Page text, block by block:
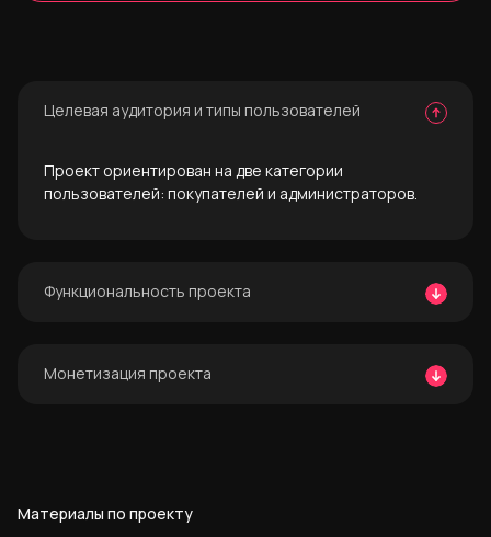
Целевая аудитория и типы пользователей
Проект ориентирован на две категории
пользователей: покупателей и администраторов.
Функциональность проекта
- Каталог продукции
- Страница бренда
Монетизация проекта
возможность гибкой настройки тарифов под
Материалы по проекту